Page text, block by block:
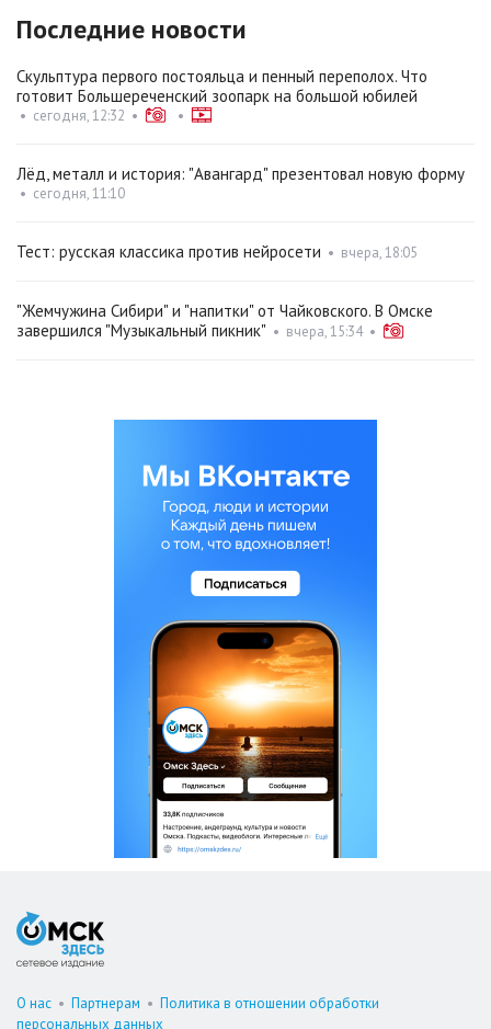
Последние новости
Скульптура первого постояльца и пенный переполох. Что
готовит Большереченский зоопарк на большой юбилей
• сегодня, 12:32 • •
Лёд, металл и история: "Авангард" презентовал новую форму
• сегодня, 11:10
Тест: русская классика против нейросети • вчера, 18:05
"Жемчужина Сибири" и "напитки" от Чайковского. В Омске
завершился "Музыкальный пикник" • вчера, 15:34•
О нас • Партнерам • Политика в отношении обработки
персональных данных